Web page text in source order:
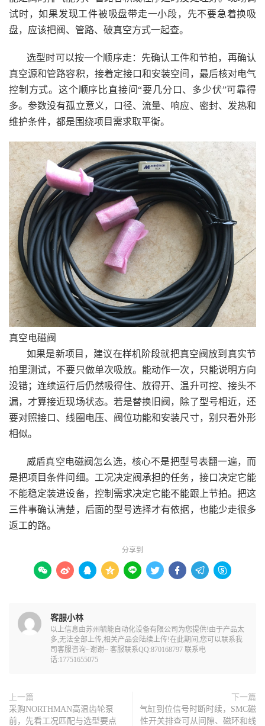
试时，如果发现工件被吸盘带走一小段，先不要急着换吸
盘，应该把阀、管路、破真空方式一起查。
选型时可以按一个顺序走：先确认工件和节拍，再确认
真空源和管路容积，接着定接口和安装空间，最后核对电气
控制方式。这个顺序比直接问“要几分口、多少伏”可靠得
多。参数没有孤立意义，口径、流量、响应、密封、发热和
维护条件，都是围绕项目需求取平衡。
真空电磁阀
如果是新项目，建议在样机阶段就把真空阀放到真实节
拍里测试，不要只做单次吸放。能动作一次，只能说明方向
没错；连续运行后仍然吸得住、放得开、温升可控、接头不
漏，才算接近现场状态。若是替换旧阀，除了型号相近，还
要对照接口、线圈电压、阀位功能和安装尺寸，别只看外形
相似。
威盾真空电磁阀怎么选，核心不是把型号表翻一遍，而
是把项目条件问细。工况决定阀承担的任务，接口决定它能
不能稳定装进设备，控制需求决定它能不能跟上节拍。把这
三件事确认清楚，后面的型号选择才有依据，也能少走很多
返工的路。
分享到
        
客服小林
以上信息由苏州毓能自动化设备有限公司为您提供!由于产品太
多,无法全部上传,相关产品会陆续上传!在此期间,您可以联系我
司客服咨询~谢谢~ 客服联系QQ:870168797 联系电
话:17751655075
上一篇
采购NORTHMAN高温齿轮泵
前，先看工况匹配与选型要点
下一篇
气缸到位信号时断时续，SMC磁
性开关排查可从间隙、磁环和线